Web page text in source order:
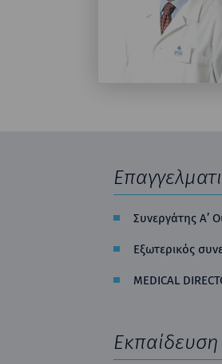
Συνεργάτης Α’
Εξωτερικός
MEDICAL